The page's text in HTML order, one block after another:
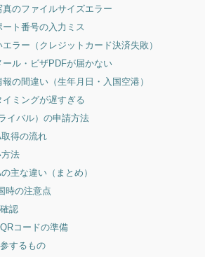
のファイルサイズエラー
ト番号の入力ミス
ラー（クレジットカード決済失敗）
ル・ビザPDFが届かない
の間違い（生年月日・入国空港）
ミングが遅すぎる
イバル）の申請方法
得の流れ
法
主な違い（まとめ）
時の注意点
認
コードの準備
するもの